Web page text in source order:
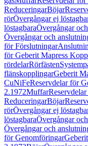
ReduceringarBöjar
rörÖvergångar ej
löstagbaraÖvergångar
Övergångar och
för Förslutningar
för Geberit Mapress
rördelarRörfästen
flänskopplingarGeberit
CuNiFeReservdelar för
2.1972Muffar
ReduceringarBöjar
rörÖvergångar ej
löstagbaraÖvergångar
Övergångar och
för Genomföringar